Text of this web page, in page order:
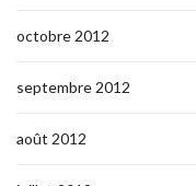
octobre 2012
septembre 2012
août 2012